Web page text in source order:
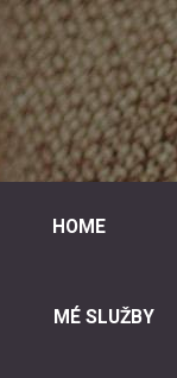
HOME
MÉ SLUŽBY